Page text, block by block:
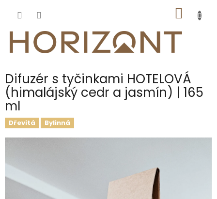
KOŠÍK
Difuzér s tyčinkami HOTELOVÁ
(himalájský cedr a jasmín) | 165
ml
Dřevitá Bylinná